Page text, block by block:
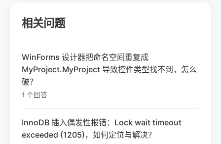
相关问题
WinForms 设计器把命名空间重复成
MyProject.MyProject 导致控件类型找不到，怎么
破？
1 个回答
InnoDB 插入偶发性报错：Lock wait timeout
exceeded (1205)，如何定位与解决？